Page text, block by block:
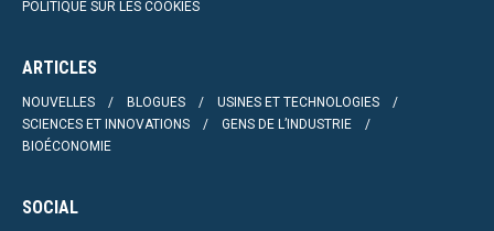
POLITIQUE SUR LES COOKIES
ARTICLES
NOUVELLES BLOGUES
USINES ET TECHNOLOGIES
SCIENCES ET INNOVATIONS
GENS DE L’INDUSTRIE
BIOÉCONOMIE
SOCIAL